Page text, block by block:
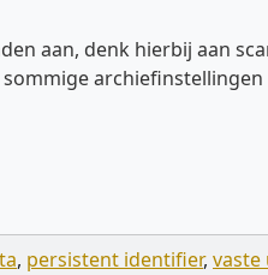
aan, denk hierbij aan
, persistent identifier, vaste